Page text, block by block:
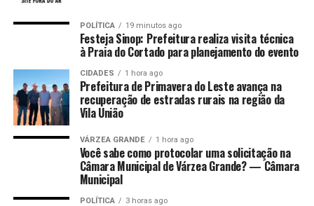
projeto da FIT Pantanal 2026, uma das principais feiras
de turismo do Centro-Oeste e Norte, marcada para
ocorrer de 4 a 7 de junho no Centro de Eventos do
Pantanal. Com o tema “FIT Pantanal 2026 – Para o
Brasil e o Mundo”, a próxima edição será orientada pela
internacionalização e contará com quatro fóruns, um
internacional, dois nacionais e um estadual, com debates
sobre transporte aéreo, turismo de base comunitária,
agricultura familiar e integração regional entre
Amazônia e Centro-Oeste.
POLÍTICA 19 minutos ago
Festeja Sinop: Prefeitura realiza visita técnica
à Praia do Cortado para planejamento do evento
CIDADES 1 hora ago
Prefeitura de Primavera do Leste avança na
recuperação de estradas rurais na região da
Vila União
VÁRZEA GRANDE 1 hora ago
Você sabe como protocolar uma solicitação na
Câmara Municipal de Várzea Grande? — Câmara
Municipal
POLÍTICA 3 horas ago